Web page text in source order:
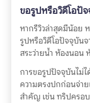
ขอรูปหรือวิดีโอปั
หากรีวิวล่าสุดมีน้อย
รูปหรือวิดีโอปัจจุบัน
สระว่ายน้ำ ห้องนอน
การขอรูปปัจจุบันไม่
ความตรงปกก่อนจ่าย
สำคัญ เช่น ทริปครอ